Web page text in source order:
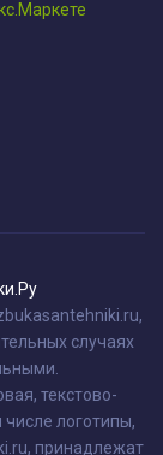
случаях
текстово-
числе логотипы,
принадлежат